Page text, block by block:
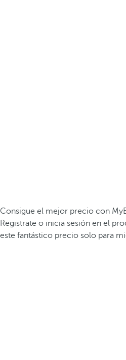
Consigue el mejor precio con
Registrate o inicia sesión en el
este fantástico precio solo para